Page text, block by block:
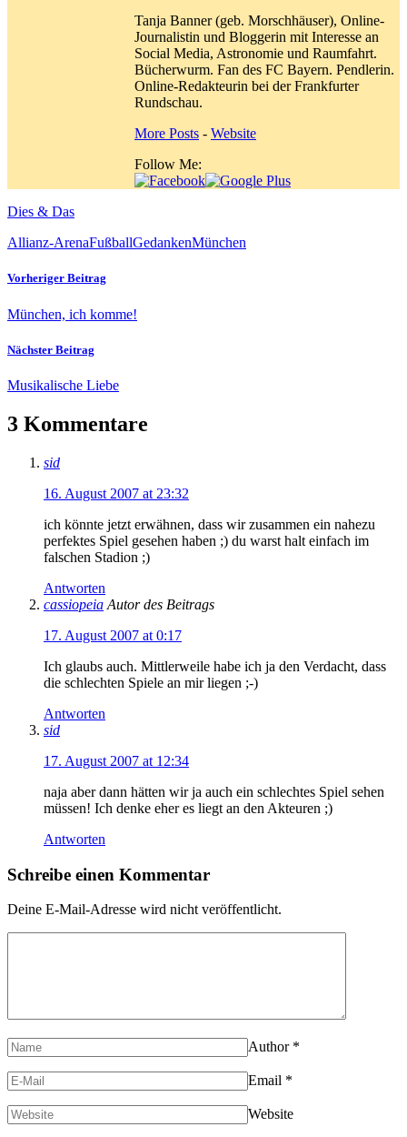
Tanja Banner (geb. Morschhäuser), Online-
Journalistin und Bloggerin mit Interesse an
Social Media, Astronomie und Raumfahrt.
Bücherwurm. Fan des FC Bayern. Pendlerin.
Online-Redakteurin bei der Frankfurter
Rundschau.
More Posts - Website
Follow Me:
Dies & Das
Allianz-ArenaFußballGedankenMünchen
Vorheriger Beitrag
München, ich komme!
Nächster Beitrag
Musikalische Liebe
3 Kommentare
sid
16. August 2007 at 23:32
ich könnte jetzt erwähnen, dass wir zusammen ein nahezu
perfektes Spiel gesehen haben ;) du warst halt einfach im
falschen Stadion ;)
Antworten
cassiopeia Autor des Beitrags
17. August 2007 at 0:17
Ich glaubs auch. Mittlerweile habe ich ja den Verdacht, dass
die schlechten Spiele an mir liegen ;-)
Antworten
sid
17. August 2007 at 12:34
naja aber dann hätten wir ja auch ein schlechtes Spiel sehen
müssen! Ich denke eher es liegt an den Akteuren ;)
Antworten
Schreibe einen Kommentar
Deine E-Mail-Adresse wird nicht veröffentlicht.
Author *
Email *
Website